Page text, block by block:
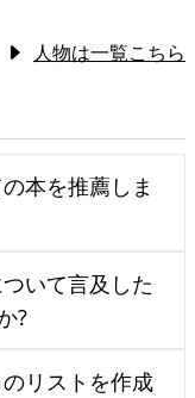
人物は一覧こちら
本を推薦しま
いて言及した
?
リストを作成